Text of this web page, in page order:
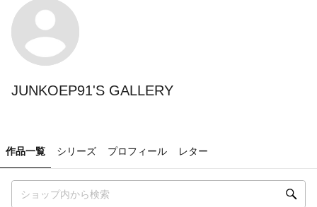
JUNKOEP91'S GALLERY
作品一覧 シリーズ プロフィール レター